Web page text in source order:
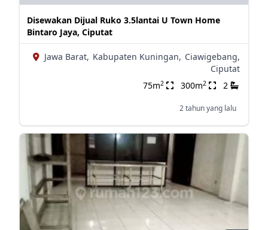
Disewakan Dijual Ruko 3.5lantai U Town Home
Bintaro Jaya, Ciputat
Jawa Barat, Kabupaten Kuningan, Ciawigebang,
Ciputat
75m2 300m2 2
2 tahun yang lalu